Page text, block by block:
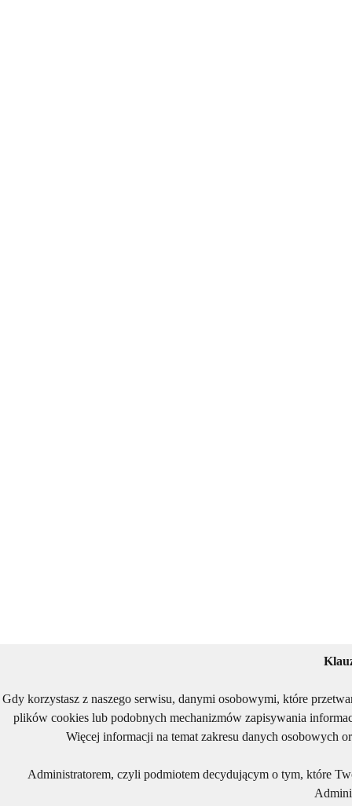
Gdy korzystasz z naszego serwisu, danymi osobowymi, które
plików cookies lub podobnych mechanizmów zapisywania
Więcej informacji na temat zakresu danych osobowych
Administratorem, czyli podmiotem decydującym o tym, które